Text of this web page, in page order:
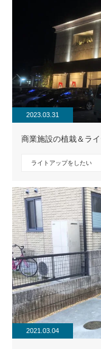
2023.03.31
商業施設の植栽＆ラ
ライトアップをしたい
2021.03.04